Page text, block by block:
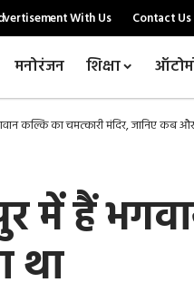
With Us Contact Us
मनोरंजन शिक्षा
कल्कि का चमत्कारी मंदिर, जानिए कब
हैं
था